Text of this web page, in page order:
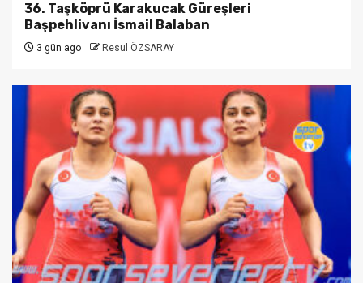
36. Taşköprü Karakucak Güreşleri
Başpehlivanı İsmail Balaban
3 gün ago Resul ÖZSARAY